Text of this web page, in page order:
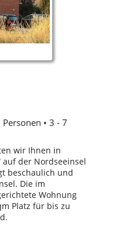
Personen • 3 - 7
wir Ihnen in
auf der Nordseeinsel
beschaulich und
Die im
Wohnung
Platz für bis zu